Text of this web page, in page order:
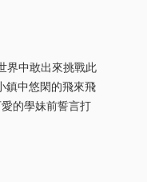
界中敢出來挑戰此
鎮中悠閑的飛來飛
的學妹前誓言打